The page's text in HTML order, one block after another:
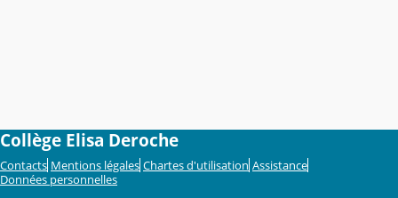
Collège Elisa Deroche
Contacts Mentions légales Chartes d'utilisation Assistance
Données personnelles